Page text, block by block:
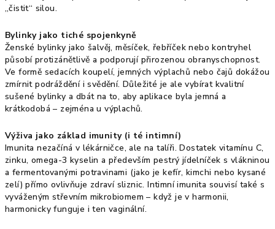
„čistit“ silou.
Bylinky jako tiché spojenkyně
Ženské bylinky jako šalvěj, měsíček, řebříček nebo kontryhel
působí protizánětlivě a podporují přirozenou obranyschopnost.
Ve formě sedacích koupelí, jemných výplachů nebo čajů dokážou
zmírnit podráždění i svědění. Důležité je ale vybírat kvalitní
sušené bylinky a dbát na to, aby aplikace byla jemná a
krátkodobá – zejména u výplachů.
Výživa jako základ imunity (i té intimní)
Imunita nezačíná v lékárničce, ale na talíři. Dostatek vitamínu C,
zinku, omega-3 kyselin a především pestrý jídelníček s vlákninou
a fermentovanými potravinami (jako je kefír, kimchi nebo kysané
zelí) přímo ovlivňuje zdraví sliznic. Intimní imunita souvisí také s
vyváženým střevním mikrobiomem – když je v harmonii,
harmonicky funguje i ten vaginální.